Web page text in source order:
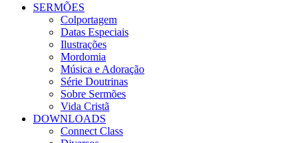
SERMÕES
Colportagem
Datas Especiais
Ilustrações
Mordomia
Música e Adoração
Série Doutrinas
Sobre Sermões
Vida Cristã
DOWNLOADS
Connect Class